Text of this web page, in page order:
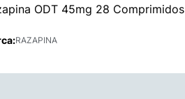
ODT 45mg 28 Comprimidos
RAZAPINA